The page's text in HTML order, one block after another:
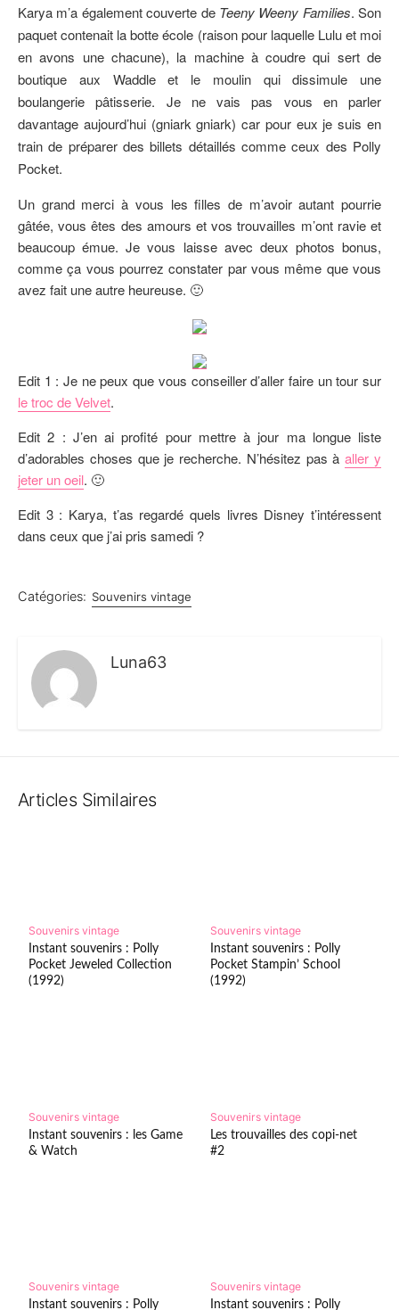
Karya m’a également couverte de Teeny Weeny Families. Son
paquet contenait la botte école (raison pour laquelle Lulu et moi
en avons une chacune), la machine à coudre qui sert de
boutique aux Waddle et le moulin qui dissimule une
boulangerie pâtisserie. Je ne vais pas vous en parler
davantage aujourd’hui (gniark gniark) car pour eux je suis en
train de préparer des billets détaillés comme ceux des Polly
Pocket.
Un grand merci à vous les filles de m’avoir autant pourrie
gâtée, vous êtes des amours et vos trouvailles m’ont ravie et
beaucoup émue. Je vous laisse avec deux photos bonus,
comme ça vous pourrez constater par vous même que vous
avez fait une autre heureuse. 🙂
Edit 1 : Je ne peux que vous conseiller d’aller faire un tour sur
le troc de Velvet.
Edit 2 : J’en ai profité pour mettre à jour ma longue liste
d’adorables choses que je recherche. N’hésitez pas àaller y
jeter un oeil. 🙂
Edit 3 : Karya, t’as regardé quels livres Disney t’intéressent
dans ceux que j’ai pris samedi ?
Catégories: Souvenirs vintage
Luna63
Articles Similaires
Souvenirs vintage
Instant souvenirs : Polly
Pocket Jeweled Collection
(1992)
Souvenirs vintage
Instant souvenirs : Polly
Pocket Stampin’ School
(1992)
Souvenirs vintage
Instant souvenirs : les Game
& Watch
Souvenirs vintage
Les trouvailles des copi-net
#2
Souvenirs vintage
Instant souvenirs : Polly
Souvenirs vintage
Instant souvenirs : Polly